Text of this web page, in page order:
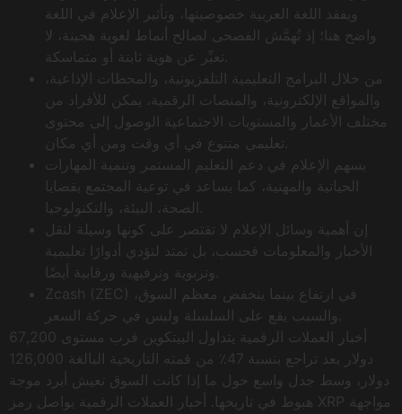
ويفقد اللغة العربية خصوصيتها، وتأثير الإعلام في اللغة
واضح هنا؛ إذ تُهمَّش الفصحى لصالح أنماط لغوية هجينة، لا
من خلال البرامج التعليمية التلفزيونية، والمحطات الإذاعية،
والمواقع الإلكترونية، والمنصات الرقمية، يمكن للأفراد من
مختلف الأعمار والمستويات الاجتماعية الوصول إلى محتوى
يسهم الإعلام في دعم التعليم المستمر وتنمية المهارات
الحياتية والمهنية، كما يساعد في توعية المجتمع بقضايا
إن أهمية وسائل الإعلام لا تقتصر على كونها وسيلة لنقل
الأخبار والمعلومات فحسب، بل تمتد لتؤدي أدوارًا تعليمية
Zcash (ZEC) في ارتفاع بينما ينخفض معظم السوق،
أخبار العملات الرقمية يتداول البيتكوين قرب مستوى 67,200
دولار بعد تراجع بنسبة 47٪ من قمته التاريخية البالغة 126,000
دولار، وسط جدل واسع حول ما إذا كانت السوق تعيش أبرد موجة
هبوط في تاريخها. أخبار العملات الرقمية يواصل رمز XRP مواجهة